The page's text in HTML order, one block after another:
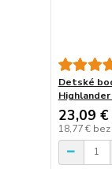
Detské
23,09 €
18,77 € bez